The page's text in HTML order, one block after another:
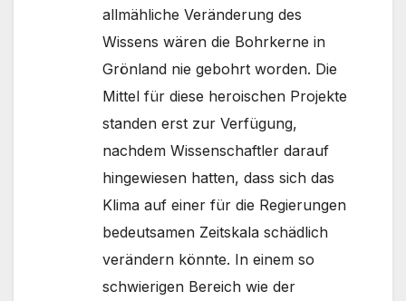
allmähliche Veränderung des
Wissens wären die Bohrkerne in
Grönland nie gebohrt worden. Die
Mittel für diese heroischen Projekte
standen erst zur Verfügung,
nachdem Wissenschaftler darauf
hingewiesen hatten, dass sich das
Klima auf einer für die Regierungen
bedeutsamen Zeitskala schädlich
verändern könnte. In einem so
schwierigen Bereich wie der